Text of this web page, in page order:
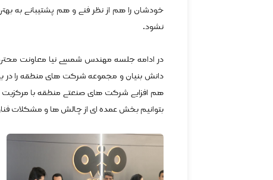
خودشان را هم از نظر فنی و هم پشتیبانی به
نشود.
در ادامه جلسه مهندس شمسی نیا معاونت
دانش بنیان و مجموعه شرکت های منطقه را
هم افزایی شرکت های صنعتی منطقه با
بتوانیم بخش عمده ای از چالش ها و مشکلات